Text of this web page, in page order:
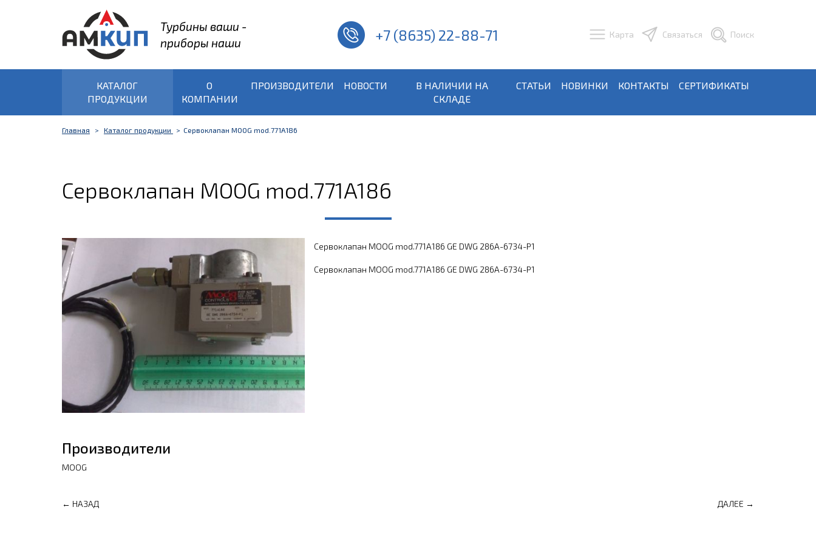
Турбины ваши -
приборы наши
+7 (8635) 22-88-71 Карта Связаться Поиск
КАТАЛОГ
ПРОДУКЦИИ
О
КОМПАНИИ
ПРОИЗВОДИТЕЛИ НОВОСТИ
В НАЛИЧИИ НА
СКЛАДЕ
СТАТЬИ НОВИНКИ КОНТАКТЫ СЕРТИФИКАТЫ
Главная Каталог продукции Сервоклапан MOOG mod.771A186
Сервоклапан MOOG mod.771A186
Сервоклапан MOOG mod.771A186 GE DWG 286A-6734-P1
Сервоклапан MOOG mod.771A186 GE DWG 286A-6734-P1
Производители
MOOG
← НАЗАД ДАЛЕЕ →